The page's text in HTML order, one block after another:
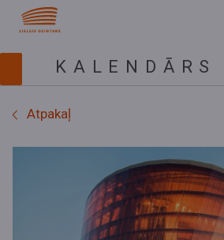
KALENDĀRS
Atpakaļ